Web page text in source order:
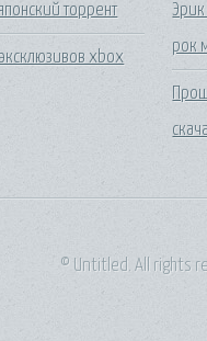
торрент
xbox
рок
© Untitled. All rights